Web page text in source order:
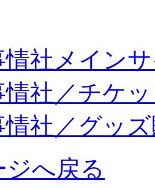
情社メイン
情社／チケ
情社／グッ
ジへ戻る